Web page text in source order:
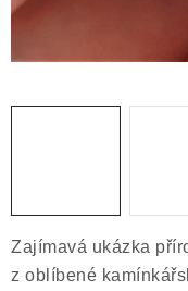
Zajímavá ukázka
z oblíbené